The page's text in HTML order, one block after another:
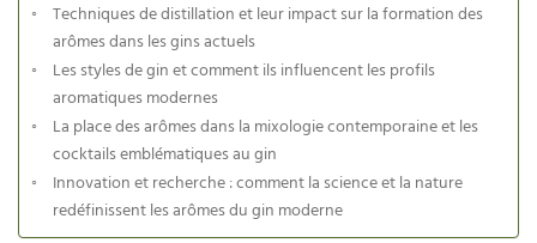
Techniques de distillation et leur impact sur la formation des
arômes dans les gins actuels
Les styles de gin et comment ils influencent les profils
aromatiques modernes
La place des arômes dans la mixologie contemporaine et les
cocktails emblématiques au gin
Innovation et recherche : comment la science et la nature
redéfinissent les arômes du gin moderne